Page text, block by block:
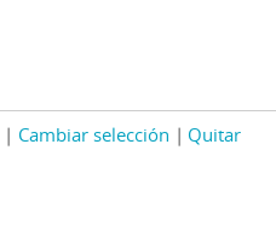
Cambiar selección Quitar